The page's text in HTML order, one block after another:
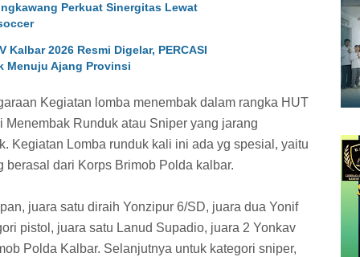
Perkuat Sinergitas Lewat
Kalbar 2026 Resmi Digelar, PERCASI
Menuju Ajang Provinsi
Kegiatan lomba menembak dalam rangka HUT
Runduk atau Sniper yang jarang
Kegiatan Lomba runduk kali ini ada yg spesial, yaitu
berasal dari Korps Brimob Polda kalbar.
juara satu diraih Yonzipur 6/SD, juara dua Yonif
pistol, juara satu Lanud Supadio, juara 2 Yonkav
Polda Kalbar. Selanjutnya untuk kategori sniper,